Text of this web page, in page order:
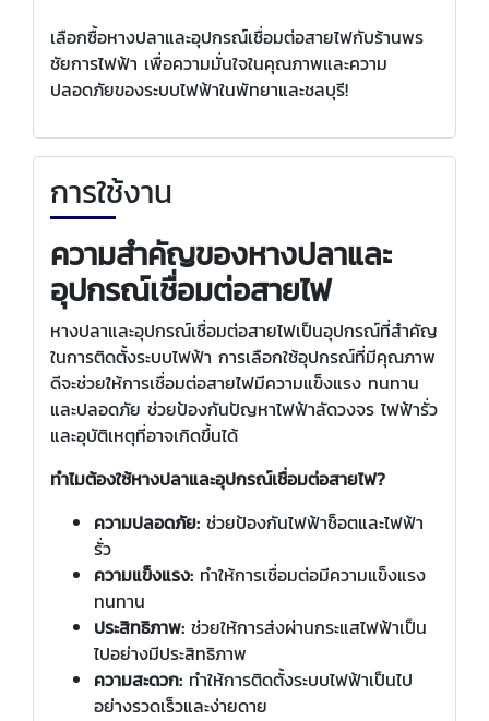
เลือกซื้อหางปลาและอุปกรณ์เชื่อมต่อสายไฟกับร้านพร
ชัยการไฟฟ้า เพื่อความมั่นใจในคุณภาพและความ
ปลอดภัยของระบบไฟฟ้าในพัทยาและชลบุรี!
การใช้งาน
ความสำคัญของหางปลาและ
อุปกรณ์เชื่อมต่อสายไฟ
หางปลาและอุปกรณ์เชื่อมต่อสายไฟเป็นอุปกรณ์ที่สำคัญ
ในการติดตั้งระบบไฟฟ้า การเลือกใช้อุปกรณ์ที่มีคุณภาพ
ดีจะช่วยให้การเชื่อมต่อสายไฟมีความแข็งแรง ทนทาน
และปลอดภัย ช่วยป้องกันปัญหาไฟฟ้าลัดวงจร ไฟฟ้ารั่ว
และอุบัติเหตุที่อาจเกิดขึ้นได้
ทำไมต้องใช้หางปลาและอุปกรณ์เชื่อมต่อสายไฟ?
ความปลอดภัย: ช่วยป้องกันไฟฟ้าช็อตและไฟฟ้า
รั่ว
ความแข็งแรง: ทำให้การเชื่อมต่อมีความแข็งแรง
ทนทาน
ประสิทธิภาพ: ช่วยให้การส่งผ่านกระแสไฟฟ้าเป็น
ไปอย่างมีประสิทธิภาพ
ความสะดวก: ทำให้การติดตั้งระบบไฟฟ้าเป็นไป
อย่างรวดเร็วและง่ายดาย